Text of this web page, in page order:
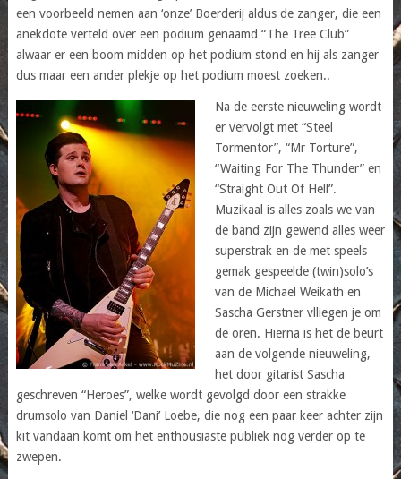
een voorbeeld nemen aan ‘onze’ Boerderij aldus de zanger, die een
anekdote verteld over een podium genaamd “The Tree Club”
alwaar er een boom midden op het podium stond en hij als zanger
dus maar een ander plekje op het podium moest zoeken..
Na de eerste nieuweling wordt
er vervolgt met “Steel
Tormentor”, “Mr Torture”,
“Waiting For The Thunder” en
“Straight Out Of Hell”.
Muzikaal is alles zoals we van
de band zijn gewend alles weer
superstrak en de met speels
gemak gespeelde (twin)solo’s
van de Michael Weikath en
Sascha Gerstner vlliegen je om
de oren. Hierna is het de beurt
aan de volgende nieuweling,
het door gitarist Sascha
geschreven “Heroes”, welke wordt gevolgd door een strakke
drumsolo van Daniel ‘Dani’ Loebe, die nog een paar keer achter zijn
kit vandaan komt om het enthousiaste publiek nog verder op te
zwepen.